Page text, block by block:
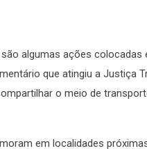
algumas ações colocadas
que atingiu a Justiça
o meio de
em localidades